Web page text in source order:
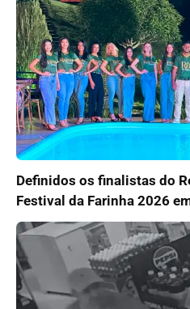
Definidos os finalistas do
Festival da Farinha 2026